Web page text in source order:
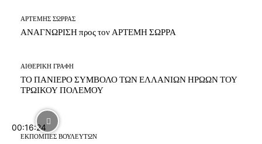
ΑΡΤΕΜΗΣ ΣΩΡΡΑΣ
ΑΝΑΓΝΩΡΙΣΗ προς τον ΑΡΤΕΜΗ ΣΩΡΡΑ
ΑΙΘΕΡΙΚΗ ΓΡΑΦΗ
ΤΟ ΠΑΝΙΕΡΟ ΣΥΜΒΟΛΟ ΤΩΝ ΕΛΛΑΝΙΩΝ ΗΡΩΩΝ ΤΟΥ
ΤΡΩΙΚΟΥ ΠΟΛΕΜΟΥ
00:16:24
ΕΚΠΟΜΠΕΣ ΒΟΥΛΕΥΤΩΝ